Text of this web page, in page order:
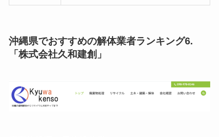
沖縄県でおすすめの解体業者ランキング6.
「株式会社久和建創」